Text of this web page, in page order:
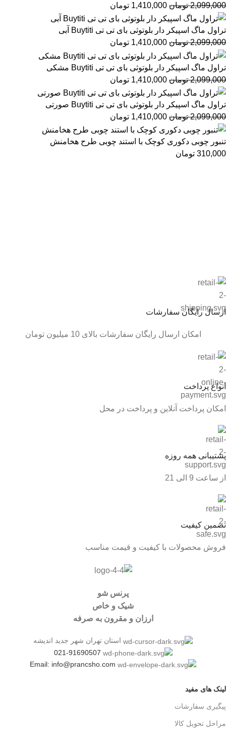
2,099,000 تومان 1,410,000 تومان
تراول ماگ اسپیکر دار بلوتوثی بای تی تی Buytiti آبی
2,099,000 تومان 1,410,000 تومان
تراول ماگ اسپیکر دار بلوتوثی بای تی تی Buytiti مشکی
2,099,000 تومان 1,410,000 تومان
تراول ماگ اسپیکر دار بلوتوثی بای تی تی Buytiti صورتی
2,099,000 تومان 1,410,000 تومان
تنبور چوبی دکوری کوچک با استند چوبی طرح هخامنش
310,000 تومان
ارسال رایگان سفارشات
امکان ارسال رایگان سفارشات بالای 10 میلیون تومان
انواع پرداخت
امکان پرداخت آنلاین و پرداخت در محل
پشتیبانی همه روزه
از ساعت 9 الی 21
تضمین کیفیت
فروش محصولات با کیفیت و قیمت مناسب
پرنس شو
شیک و خاص
ارزان و مقرون به صرفه
استان تهران شهر جدید اندیشه
021-91690507
Email: info@prancsho.com
لینک های مفید
پیگیری سفارشات
مراحل تحویل کالا